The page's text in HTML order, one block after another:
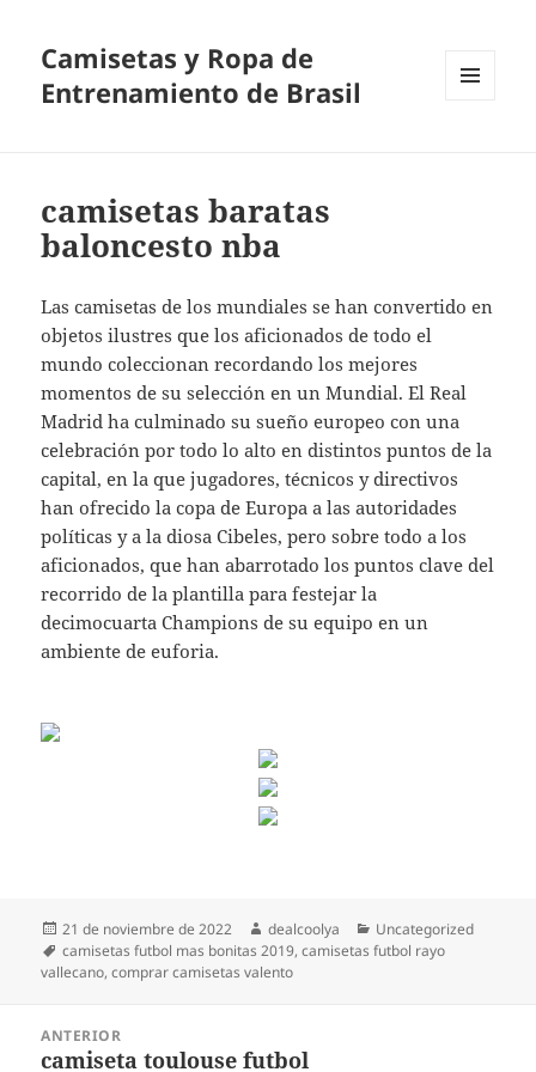
Camisetas y Ropa de
Entrenamiento de Brasil
camisetas baratas
baloncesto nba
Las camisetas de los mundiales se han convertido en
objetos ilustres que los aficionados de todo el
mundo coleccionan recordando los mejores
momentos de su selección en un Mundial. El Real
Madrid ha culminado su sueño europeo con una
celebración por todo lo alto en distintos puntos de la
capital, en la que jugadores, técnicos y directivos
han ofrecido la copa de Europa a las autoridades
políticas y a la diosa Cibeles, pero sobre todo a los
aficionados, que han abarrotado los puntos clave del
recorrido de la plantilla para festejar la
decimocuarta Champions de su equipo en un
ambiente de euforia.
Publicado
el
21 de noviembre de 2022 Autor
dealcoolya Categorías
Uncategorized
Etiquetas
camisetas futbol mas bonitas 2019,camisetas futbol rayo
vallecano,comprar camisetas valento
ANTERIOR
Entrada
camiseta toulouse futbol